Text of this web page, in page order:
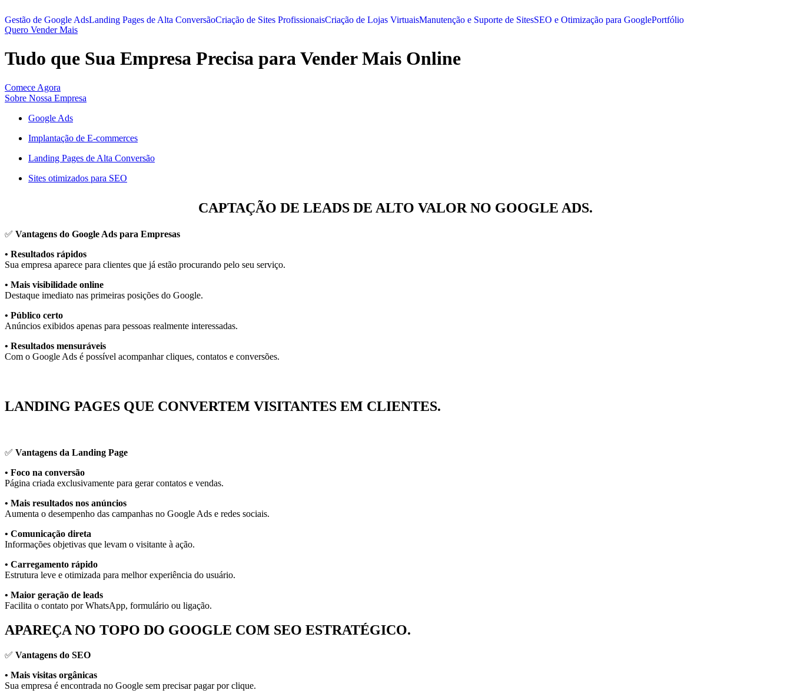
Gestão de Google AdsLanding Pages de Alta ConversãoCriação de Sites ProfissionaisCriação de Lojas VirtuaisManutenção e Suporte de SitesSEO e Otimização para GooglePortfólio
Quero Vender Mais
Tudo que Sua Empresa Precisa para Vender Mais Online
Comece Agora
Sobre Nossa Empresa
Google Ads
Implantação de E-commerces
Landing Pages de Alta Conversão
Sites otimizados para SEO
CAPTAÇÃO DE LEADS DE ALTO VALOR NO GOOGLE ADS.
✅ Vantagens do Google Ads para Empresas
• Resultados rápidos
Sua empresa aparece para clientes que já estão procurando pelo seu serviço.
• Mais visibilidade online
Destaque imediato nas primeiras posições do Google.
• Público certo
Anúncios exibidos apenas para pessoas realmente interessadas.
• Resultados mensuráveis
Com o Google Ads é possível acompanhar cliques, contatos e conversões.
LANDING PAGES QUE CONVERTEM VISITANTES EM CLIENTES.
✅ Vantagens da Landing Page
• Foco na conversão
Página criada exclusivamente para gerar contatos e vendas.
• Mais resultados nos anúncios
Aumenta o desempenho das campanhas no Google Ads e redes sociais.
• Comunicação direta
Informações objetivas que levam o visitante à ação.
• Carregamento rápido
Estrutura leve e otimizada para melhor experiência do usuário.
• Maior geração de leads
Facilita o contato por WhatsApp, formulário ou ligação.
APAREÇA NO TOPO DO GOOGLE COM SEO ESTRATÉGICO.
✅ Vantagens do SEO
• Mais visitas orgânicas
Sua empresa é encontrada no Google sem precisar pagar por clique.